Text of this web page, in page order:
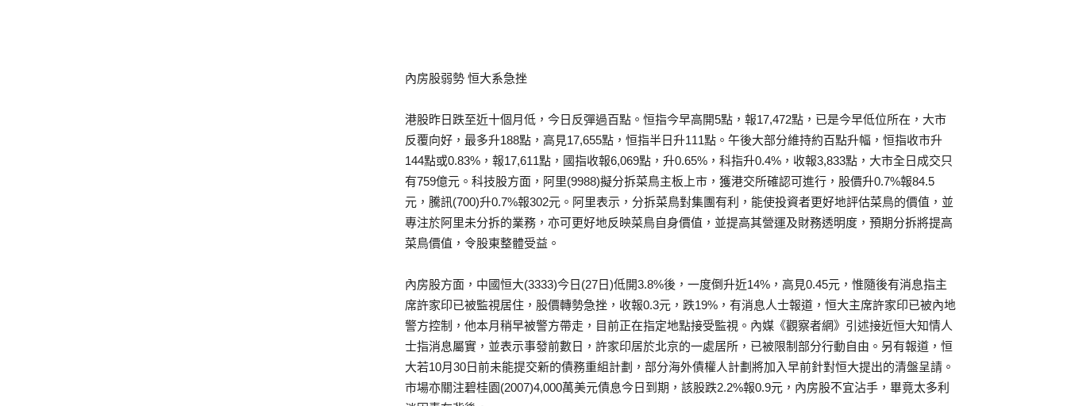
內房股弱勢 恒大系急挫
港股昨日跌至近十個月低，今日反彈過百點。恒指今早高開5點，報17,472點，已是今早低位所在，大市
反覆向好，最多升188點，高見17,655點，恒指半日升111點。午後大部分維持約百點升幅，恒指收市升
144點或0.83%，報17,611點，國指收報6,069點，升0.65%，科指升0.4%，收報3,833點，大市全日成交只
有759億元。科技股方面，阿里(9988)擬分拆菜鳥主板上市，獲港交所確認可進行，股價升0.7%報84.5
元，騰訊(700)升0.7%報302元。阿里表示，分拆菜鳥對集團有利，能使投資者更好地評估菜鳥的價值，並
專注於阿里未分拆的業務，亦可更好地反映菜鳥自身價值，並提高其營運及財務透明度，預期分拆將提高
菜鳥價值，令股東整體受益。
內房股方面，中國恒大(3333)今日(27日)低開3.8%後，一度倒升近14%，高見0.45元，惟隨後有消息指主
席許家印已被監視居住，股價轉勢急挫，收報0.3元，跌19%，有消息人士報道，恒大主席許家印已被內地
警方控制，他本月稍早被警方帶走，目前正在指定地點接受監視。內媒《觀察者網》引述接近恒大知情人
士指消息屬實，並表示事發前數日，許家印居於北京的一處居所，已被限制部分行動自由。另有報道，恒
大若10月30日前未能提交新的債務重組計劃，部分海外債權人計劃將加入早前針對恒大提出的清盤呈請。
市場亦關注碧桂園(2007)4,000萬美元債息今日到期，該股跌2.2%報0.9元，內房股不宜沾手，畢竟太多利